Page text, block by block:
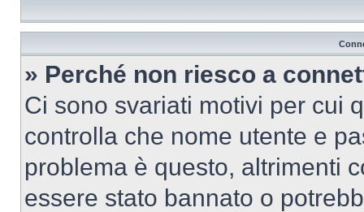
» Perché non riesco a
Ci sono svariati motivi per cui
controlla che nome utente e
problema è questo, altrimenti
essere stato bannato o